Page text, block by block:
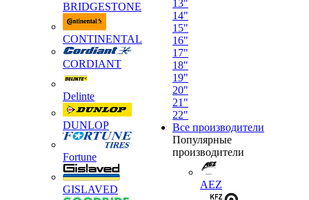
BRIDGESTONE
CONTINENTAL
CORDIANT
Delinte
DUNLOP
Fortune
GISLAVED
13"
14"
15"
16"
17"
18"
19"
20"
21"
22"
Все производители
Популярные
производители
AEZ